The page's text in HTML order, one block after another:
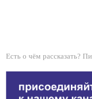
Есть о чём рассказать?